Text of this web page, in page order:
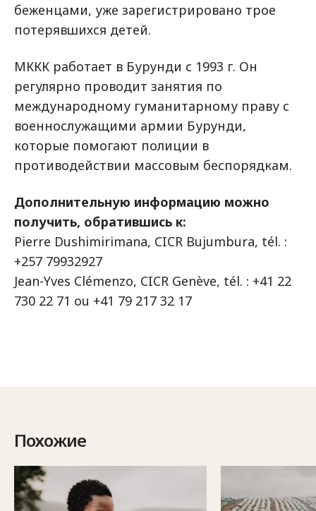
беженцами, уже зарегистрировано трое
потерявшихся детей.
МККК работает в Бурунди с 1993 г. Он
регулярно проводит занятия по
международному гуманитарному праву с
военнослужащими армии Бурунди,
которые помогают полиции в
противодействии массовым беспорядкам.
Дополнительную информацию можно
получить, обратившись к:
Pierre Dushimirimana, CICR Bujumbura, tél. :
+257 79932927
Jean-Yves Clémenzo, CICR Genève, tél. : +41 22
730 22 71 ou +41 79 217 32 17
Похожие